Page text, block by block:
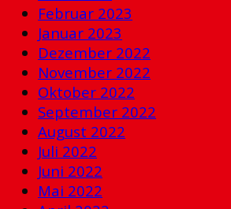
Februar 2023
Januar 2023
Dezember 2022
November 2022
Oktober 2022
September 2022
August 2022
Juli 2022
Juni 2022
Mai 2022